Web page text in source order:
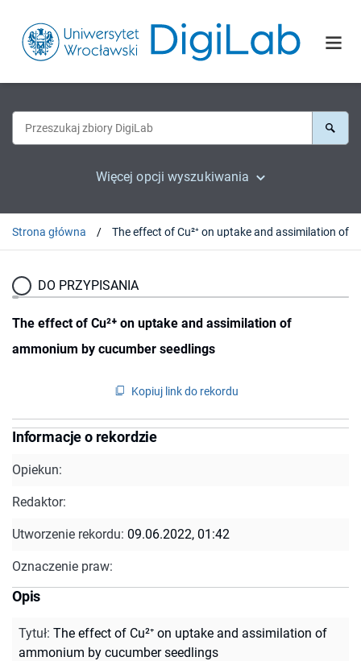
Więcej opcji wyszukiwania
Strona główna
DO PRZYPISANIA
The effect of Cu²⁺ on uptake and assimilation of
ammonium by cucumber seedlings
Kopiuj link do rekordu
Informacje o rekordzie
Opiekun:
Redaktor:
Utworzenie rekordu: 09.06.2022, 01:42
Oznaczenie praw:
Opis
Tytuł: The effect of Cu²⁺ on uptake and assimilation of
ammonium by cucumber seedlings